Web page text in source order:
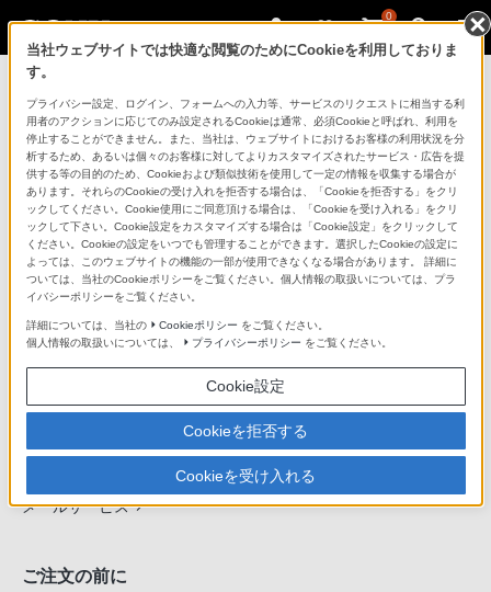
0
ソニーストアのご利用ガイド
ご利用ガイドでは、ソニーストアのご利用方法・サービ
スに関しまとめてご案内しております。
ご利用の前に
ソニーストア 店舗のご案内
ソニーショップ（ソニーストア取次店）のご案内
ソニーストアの特典・サービス
（長期保証、下取サービス、設置・設定サービスなど）
定期クーポンのプレゼントについて
メールサービス
ご注文の前に
当社ウェブサイトでは快適な閲覧のためにCookieを利用しておりま
す。
プライバシー設定、ログイン、フォームへの入力等、サービスのリクエストに相当する利
用者のアクションに応じてのみ設定されるCookieは通常、必須Cookieと呼ばれ、利用を
停止することができません。また、当社は、ウェブサイトにおけるお客様の利用状況を分
析するため、あるいは個々のお客様に対してよりカスタマイズされたサービス・広告を提
供する等の目的のため、Cookieおよび類似技術を使用して一定の情報を収集する場合が
あります。それらのCookieの受け入れを拒否する場合は、「Cookieを拒否する」をクリ
ックしてください。Cookie使用にご同意頂ける場合は、「Cookieを受け入れる」をクリ
ックして下さい。Cookie設定をカスタマイズする場合は「Cookie設定」をクリックして
ください。Cookieの設定をいつでも管理することができます。選択したCookieの設定に
よっては、このウェブサイトの機能の一部が使用できなくなる場合があります。 詳細に
ついては、当社のCookieポリシーをご覧ください。個人情報の取扱いについては、プラ
イバシーポリシーをご覧ください。
詳細については、当社の Cookieポリシー をご覧ください。
個人情報の取扱いについては、
プライバシーポリシー をご覧ください。
Cookie設定
Cookieを拒否する
Cookieを受け入れる